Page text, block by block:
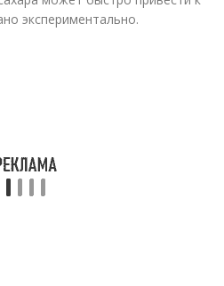
экспериментально.